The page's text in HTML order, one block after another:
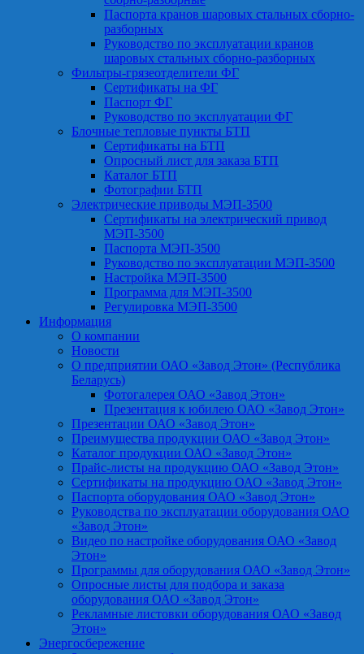
Паспорта кранов шаровых стальных сборно-
разборных
Руководство по эксплуатации кранов
шаровых стальных сборно-разборных
Фильтры-грязеотделители ФГ
Сертификаты на ФГ
Паспорт ФГ
Руководство по эксплуатации ФГ
Блочные тепловые пункты БТП
Сертификаты на БТП
Опросный лист для заказа БТП
Каталог БТП
Фотографии БТП
Электрические приводы МЭП-3500
Сертификаты на электрический привод
МЭП-3500
Паспорта МЭП-3500
Руководство по эксплуатации МЭП-3500
Настройка МЭП-3500
Программа для МЭП-3500
Регулировка МЭП-3500
Информация
О компании
Новости
О предприятии ОАО «Завод Этон» (Республика
Беларусь)
Фотогалерея ОАО «Завод Этон»
Презентация к юбилею ОАО «Завод Этон»
Презентации ОАО «Завод Этон»
Преимущества продукции ОАО «Завод Этон»
Каталог продукции ОАО «Завод Этон»
Прайс-листы на продукцию ОАО «Завод Этон»
Сертификаты на продукцию ОАО «Завод Этон»
Паспорта оборудования ОАО «Завод Этон»
Руководства по эксплуатации оборудования ОАО
«Завод Этон»
Видео по настройке оборудования ОАО «Завод
Этон»
Программы для оборудования ОАО «Завод Этон»
Опросные листы для подбора и заказа
оборудования ОАО «Завод Этон»
Рекламные листовки оборудования ОАО «Завод
Этон»
Энергосбережение